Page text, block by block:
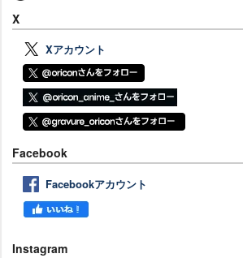
X
Xアカウント
Facebook
Facebookアカウント
Instagram